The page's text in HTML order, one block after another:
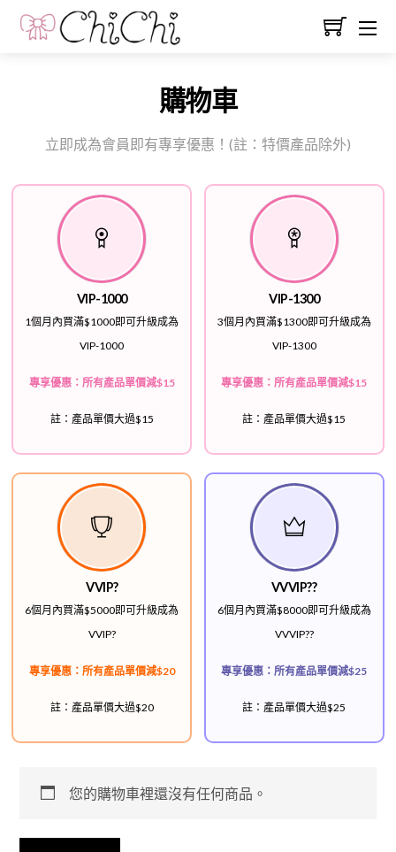
購物車
立即成為會員即有專享優惠！(註：特價產品除外)
VIP-1000
1個月內買滿$1000即可升級成為
VIP-1000
專享優惠：所有產品單價減$15
註：產品單價大過$15
VIP-1300
3個月內買滿$1300即可升級成為
VIP-1300
專享優惠：所有產品單價減$15
註：產品單價大過$15
VVIP?
6個月內買滿$5000即可升級成為
VVIP?
專享優惠：所有產品單價減$20
註：產品單價大過$20
VVVIP??
6個月內買滿$8000即可升級成為
VVVIP??
專享優惠：所有產品單價減$25
註：產品單價大過$25
您的購物車裡還沒有任何商品。